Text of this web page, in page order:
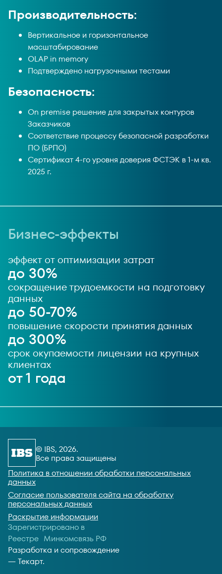
Производительность:
Вертикальное и горизонтальное
масштабирование
OLAP in memory
Подтверждено нагрузочными тестами
Безопасность:
On premise решение для закрытых контуров
Заказчиков
Соответствие процессу безопасной разработки
ПО (БРПО)
Сертификат 4-го уровня доверия ФСТЭК в 1-м кв.
2025 г.
Бизнес-эффекты
эффект от оптимизации затрат
до 30%
сокращение трудоемкости на подготовку
данных
до 50-70%
повышение скорости принятия данных
до 300%
срок окупаемости лицензии на крупных
клиентах
от 1 года
© IBS, 2026.
Все права защищены
Политика в отношении обработки персональных
данных
Согласие пользователя сайта на обработку
персональных данных
Раскрытие информации
Зарегистрировано в
Реестре Минкомсвязь РФ
Разработка и сопровождение
—Текарт.